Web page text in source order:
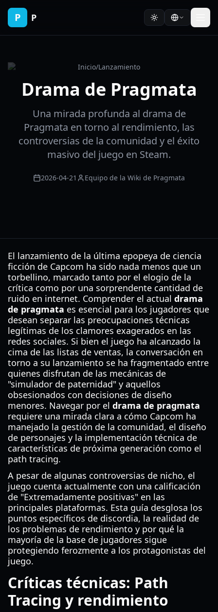
P P
Inicio/Lanzamiento
Drama de Pragmata
Una mirada profunda al drama de
Pragmata en torno al rendimiento, las
controversias de la comunidad y el éxito
masivo del juego en Steam.
2026-04-21 Equipo de la Wiki de Pragmata
El lanzamiento de la última epopeya de ciencia
ficción de Capcom ha sido nada menos que un
torbellino, marcado tanto por el elogio de la
crítica como por una sorprendente cantidad de
ruido en internet. Comprender el actual drama
de pragmata es esencial para los jugadores que
desean separar las preocupaciones técnicas
legítimas de los clamores exagerados en las
redes sociales. Si bien el juego ha alcanzado la
cima de las listas de ventas, la conversación en
torno a su lanzamiento se ha fragmentado entre
quienes disfrutan de las mecánicas de
"simulador de paternidad" y aquellos
obsesionados con decisiones de diseño
menores. Navegar por el drama de pragmata
requiere una mirada clara a cómo Capcom ha
manejado la gestión de la comunidad, el diseño
de personajes y la implementación técnica de
características de próxima generación como el
path tracing.
A pesar de algunas controversias de nicho, el
juego cuenta actualmente con una calificación
de "Extremadamente positivas" en las
principales plataformas. Esta guía desglosa los
puntos específicos de discordia, la realidad de
los problemas de rendimiento y por qué la
mayoría de la base de jugadores sigue
protegiendo ferozmente a los protagonistas del
juego.
Críticas técnicas: Path
Tracing y rendimiento